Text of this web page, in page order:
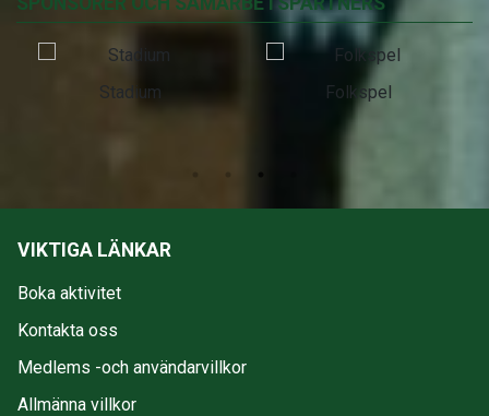
Stadium Folkspel
VIKTIGA LÄNKAR
Boka aktivitet
Kontakta oss
Medlems -och användarvillkor
Allmänna villkor